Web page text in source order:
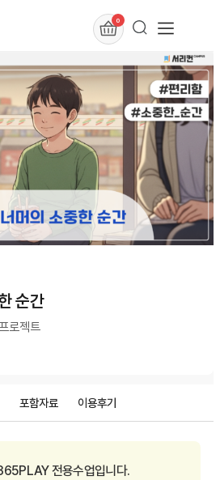
0
순간
로젝트
포함자료 이용후기
전용수업입니다.